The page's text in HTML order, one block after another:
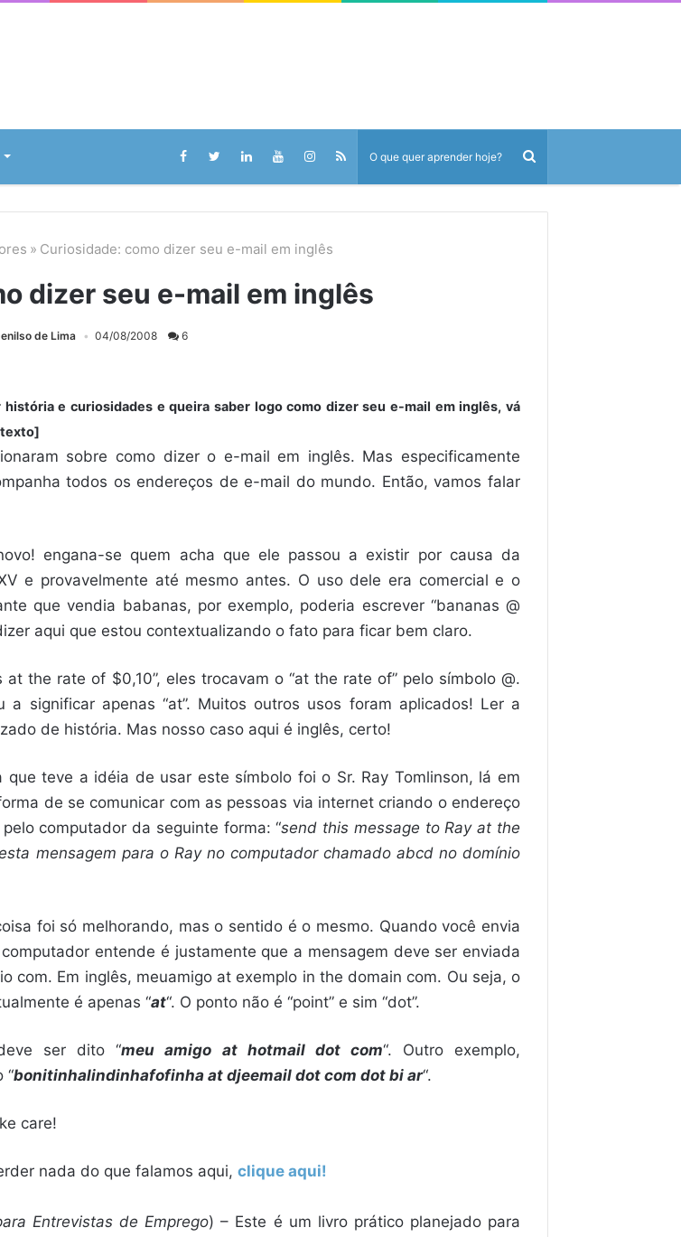
» Curiosidade: como dizer seu e-mail em inglês
dizer seu e-mail em inglês
de Lima 04/08/2008 6
e curiosidades e queira saber logo como dizer seu e-mail em inglês, vá
texto]
sobre como dizer o e-mail em inglês. Mas especificamente
todos os endereços de e-mail do mundo. Então, vamos falar
engana-se quem acha que ele passou a existir por causa da
e provavelmente até mesmo antes. O uso dele era comercial e o
que vendia babanas, por exemplo, poderia escrever “bananas @
aqui que estou contextualizando o fato para ficar bem claro.
the rate of $0,10”, eles trocavam o “at the rate of” pelo símbolo @.
significar apenas “at”. Muitos outros usos foram aplicados! Ler a
de história. Mas nosso caso aqui é inglês, certo!
teve a idéia de usar este símbolo foi o Sr. Ray Tomlinson, lá em
de se comunicar com as pessoas via internet criando o endereço
computador da seguinte forma: “send this message to Ray at the
mensagem para o Ray no computador chamado abcd no domínio
foi só melhorando, mas o sentido é o mesmo. Quando você envia
entende é justamente que a mensagem deve ser enviada
com. Em inglês, meuamigo at exemplo in the domain com. Ou seja, o
é apenas “at“. O ponto não é “point” e sim “dot”.
ser dito “meu amigo at hotmail dot com“. Outro exemplo,
“bonitinhalindinhafofinha at djeemail dot com dot bi ar“.
care!
nada do que falamos aqui, clique aqui!
Entrevistas de Emprego) – Este é um livro prático planejado para